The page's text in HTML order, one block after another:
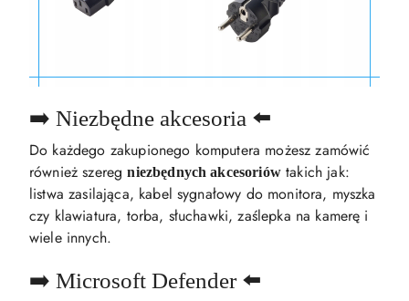
➡️ Niezbędne akcesoria ⬅️
Do każdego zakupionego komputera możesz zamówić
również szeregniezbędnych akcesoriówtakich jak:
listwa zasilająca, kabel sygnałowy do monitora, myszka
czy klawiatura, torba, słuchawki, zaślepka na kamerę i
wiele innych.
➡️ Microsoft Defender ⬅️